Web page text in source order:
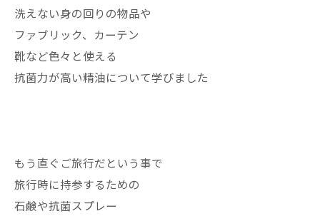
洗えない身の回りの物品や
ファブリック、カーテン
靴など色々と使える
抗菌力が高い精油について学びました
もう直ぐご旅行だという事で
旅行時に持参するための
石鹸や抗菌スプレー